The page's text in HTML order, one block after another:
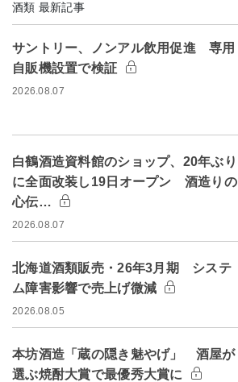
酒類 最新記事
サントリー、ノンアル飲用促進 専用
自販機設置で検証
2026.08.07
白鶴酒造資料館のショップ、20年ぶり
に全面改装し19日オープン 酒造りの
心伝…
2026.08.07
北海道酒類販売・26年3月期 システ
ム障害影響で売上げ微減
2026.08.05
本坊酒造「蔵の隠き魅やげ」 酒屋が
選ぶ焼酎大賞で最優秀大賞に